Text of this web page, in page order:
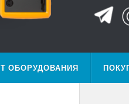
ОБОРУДОВАНИЯ